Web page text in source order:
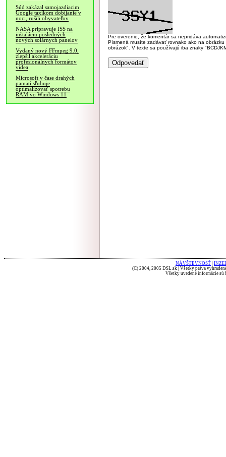
Súd zakázal samojazdiacim
Google taxíkom dobíjanie v
noci, rušili obyvateľov
NASA pripravuje ISS na
inštaláciu posledných
nových solárnych panelov
Vydaný nový FFmpeg 9.0,
zlepšil akceleráciu
profesionálnych formátov
videa
Microsoft v čase drahých
pamätí sľubuje
optimalizovať spotrebu
RAM vo Windows 11
Pre overenie, že komentár sa nepridáva
Písmená musíte zadávať rovnako ako na
obrázok". V texte sa používajú iba znaky
NÁVŠTEVNOSŤ
(C) 2004, 2005 DSL.sk | Všetky práva
Všetky uvedené informácie sú